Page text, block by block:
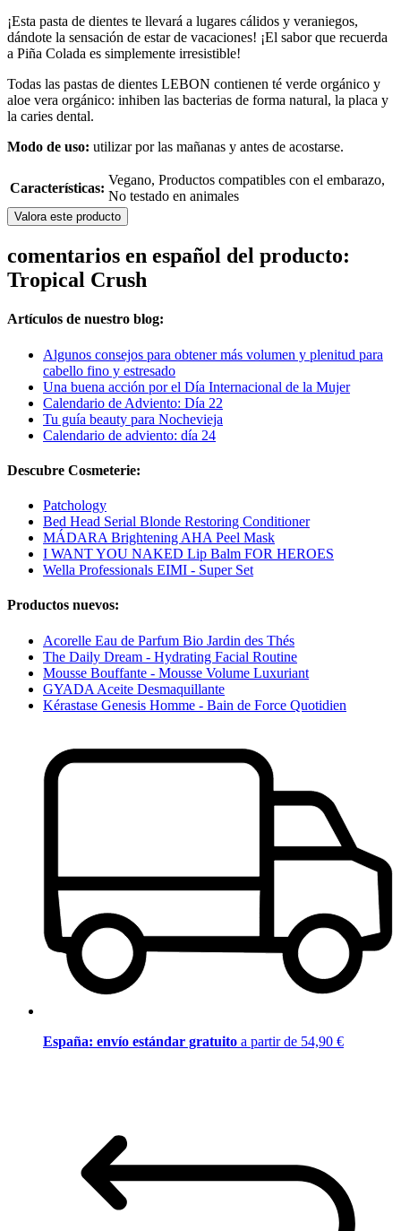
¡Esta pasta de dientes te llevará a lugares cálidos y veraniegos,
dándote la sensación de estar de vacaciones! ¡El sabor que recuerda
a Piña Colada es simplemente irresistible!
Todas las pastas de dientes LEBON contienen té verde orgánico y
aloe vera orgánico: inhiben las bacterias de forma natural, la placa y
la caries dental.
Modo de uso: utilizar por las mañanas y antes de acostarse.
Características:
Vegano, Productos compatibles con el embarazo,
No testado en animales
Valora este producto
comentarios en español del producto:
Tropical Crush
Artículos de nuestro blog:
Algunos consejos para obtener más volumen y plenitud para
cabello fino y estresado
Una buena acción por el Día Internacional de la Mujer
Calendario de Adviento: Día 22
Tu guía beauty para Nochevieja
Calendario de adviento: día 24
Descubre Cosmeterie:
Patchology
Bed Head Serial Blonde Restoring Conditioner
MÁDARA Brightening AHA Peel Mask
I WANT YOU NAKED Lip Balm FOR HEROES
Wella Professionals EIMI - Super Set
Productos nuevos:
Acorelle Eau de Parfum Bio Jardin des Thés
The Daily Dream - Hydrating Facial Routine
Mousse Bouffante - Mousse Volume Luxuriant
GYADA Aceite Desmaquillante
Kérastase Genesis Homme - Bain de Force Quotidien
España: envío estándar gratuito a partir de 54,90 €